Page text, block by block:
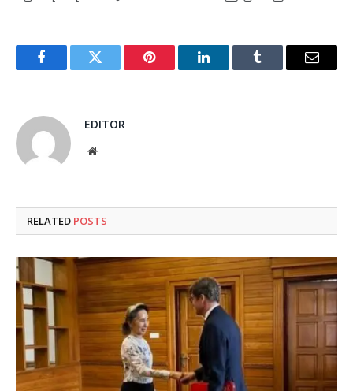
FacebookTwitter Pinterest LinkedInTumblr Email
EDITOR
Website
RELATED POSTS